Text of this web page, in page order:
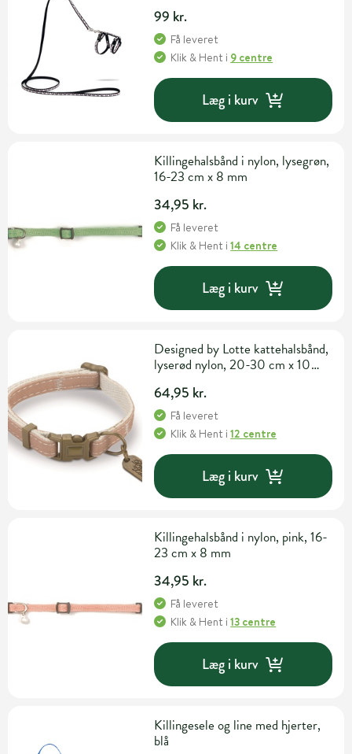
99 kr.
Få leveret
Klik & Hent i 9 centre
Læg i kurv
Killingehalsbånd i nylon, lysegrøn,
16-23 cm x 8 mm
34,95 kr.
Få leveret
Klik & Hent i14 centre
Læg i kurv
Designed by Lotte kattehalsbånd,
lyserød nylon, 20-30 cm x 10
64,95 kr.
Få leveret
Klik & Hent i12 centre
Læg i kurv
Killingehalsbånd i nylon, pink, 16-
23 cm x 8 mm
34,95 kr.
Få leveret
Klik & Hent i13 centre
Læg i kurv
Killingesele og line med hjerter,
blå